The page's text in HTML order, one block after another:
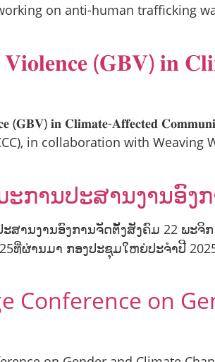
on anti-human trafficking
(𝐆𝐁𝐕) 𝐢𝐧
𝐢𝐧 𝐂𝐥𝐢𝐦𝐚𝐭𝐞-𝐀𝐟𝐟𝐞𝐜𝐭𝐞𝐝
in collaboration with Weaving
ການປະສານງານອົງ
ສານງານອົງການຈັດຕັ້ງສັງຄົມ 22 ພະຈິ
ທີ່ຜ່ານມາ ກອງປະຊຸມໃຫຍ່ປະຈໍາປີ
Conference on